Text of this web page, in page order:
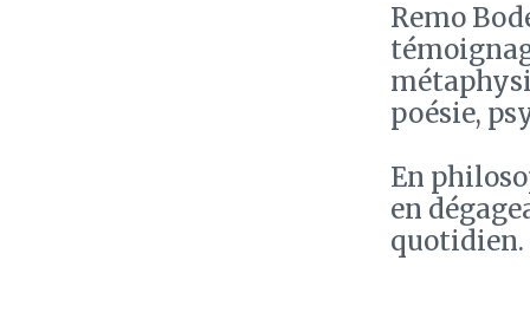
Remo
poésie,
En
en
quotidien.